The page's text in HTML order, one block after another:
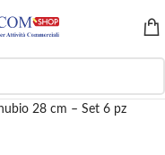
28 cm – Set 6 pz